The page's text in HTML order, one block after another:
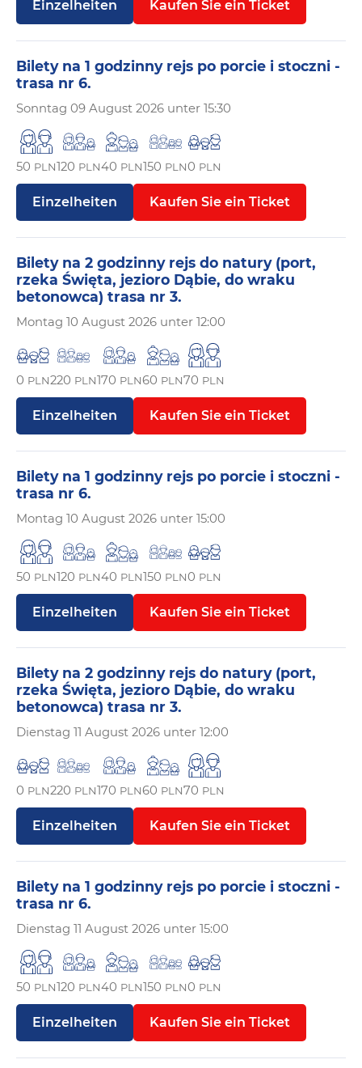
Einzelheiten Kaufen Sie ein Ticket
Bilety na 1 godzinny rejs po porcie i stoczni -
trasa nr 6.
Sonntag 09 August 2026 unter 15:30
50 PLN120 PLN40 PLN150 PLN0 PLN
Einzelheiten Kaufen Sie ein Ticket
Bilety na 2 godzinny rejs do natury (port,
rzeka Święta, jezioro Dąbie, do wraku
betonowca) trasa nr 3.
Montag 10 August 2026 unter 12:00
0 PLN220 PLN170 PLN60 PLN70 PLN
Einzelheiten Kaufen Sie ein Ticket
Bilety na 1 godzinny rejs po porcie i stoczni -
trasa nr 6.
Montag 10 August 2026 unter 15:00
50 PLN120 PLN40 PLN150 PLN0 PLN
Einzelheiten Kaufen Sie ein Ticket
Bilety na 2 godzinny rejs do natury (port,
rzeka Święta, jezioro Dąbie, do wraku
betonowca) trasa nr 3.
Dienstag 11 August 2026 unter 12:00
0 PLN220 PLN170 PLN60 PLN70 PLN
Einzelheiten Kaufen Sie ein Ticket
Bilety na 1 godzinny rejs po porcie i stoczni -
trasa nr 6.
Dienstag 11 August 2026 unter 15:00
50 PLN120 PLN40 PLN150 PLN0 PLN
Einzelheiten Kaufen Sie ein Ticket